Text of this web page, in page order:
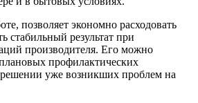
позволяет экономно расходовать
стабильный результат при
производителя. Его можно
профилактических
уже возникших проблем на